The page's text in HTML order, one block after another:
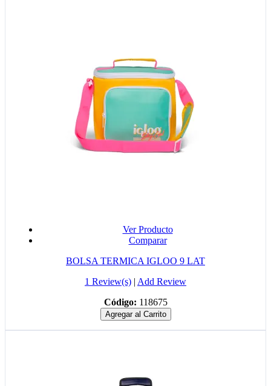
Ver Producto
Comparar
BOLSA TERMICA IGLOO 9 LAT
1 Review(s) | Add Review
Código: 118675
Agregar al Carrito